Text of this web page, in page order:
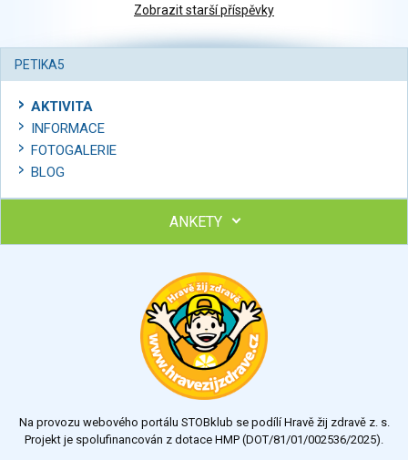
Zobrazit starší příspěvky
PETIKA5
AKTIVITA
INFORMACE
FOTOGALERIE
BLOG
ANKETY
Výsledky Všechny ankety
Na provozu webového portálu STOBklub se podílí Hravě žij zdravě z. s.
Projekt je spolufinancován z dotace HMP (DOT/81/01/002536/2025).